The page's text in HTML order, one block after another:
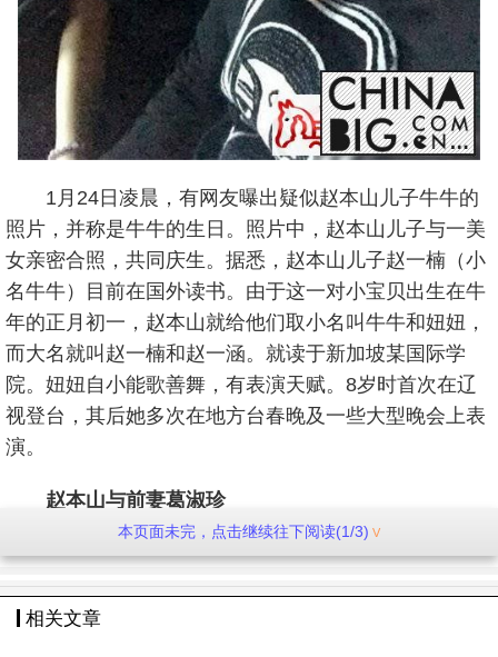
1月24日凌晨，有网友曝出疑似赵本山儿子牛牛的
照片，并称是牛牛的生日。照片中，赵本山儿子与一美
女亲密合照，共同庆生。据悉，赵本山儿子赵一楠（小
名牛牛）目前在国外读书。由于这一对小宝贝出生在牛
年的正月初一，赵本山就给他们取小名叫牛牛和妞妞，
而大名就叫赵一楠和赵一涵。就读于新加坡某国际学
院。妞妞自小能歌善舞，有表演天赋。8岁时首次在辽
视登台，其后她多次在地方台春晚及一些大型晚会上表
演。
赵本山与前妻葛淑珍
赵本山有过两段婚姻，1979年初，赵本山与前妻葛
淑珍结婚。1979年底，生下女儿赵玉芳。1982年，生
下儿子赵铁蛋。但是，铁蛋是个聋哑儿，还患上了软骨
本页面未完，点击继续往下阅读(1/3)
相关文章